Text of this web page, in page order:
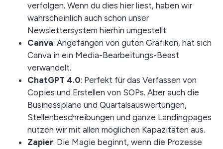
verfolgen. Wenn du dies hier liest, haben wir
wahrscheinlich auch schon unser
Newslettersystem hierhin umgestellt.
Canva: Angefangen von guten Grafiken, hat sich
Canva in ein Media-Bearbeitungs-Beast
verwandelt.
ChatGPT 4.0: Perfekt für das Verfassen von
Copies und Erstellen von SOPs. Aber auch die
Businesspläne und Quartalsauswertungen,
Stellenbeschreibungen und ganze Landingpages
nutzen wir mit allen möglichen Kapazitäten aus.
Zapier: Die Magie beginnt, wenn die Prozesse